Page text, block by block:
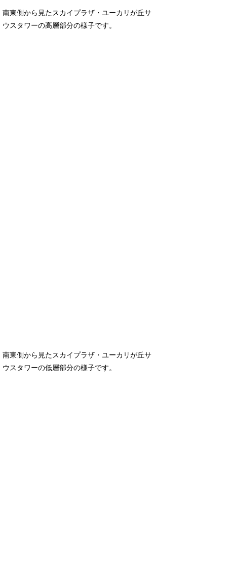
南東側から見たスカイプラザ・ユーカリが丘サ
ウスタワーの高層部分の様子です。
南東側から見たスカイプラザ・ユーカリが丘サ
ウスタワーの低層部分の様子です。